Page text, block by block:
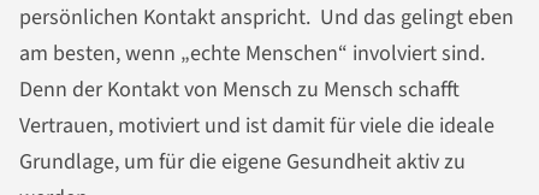
persönlichen Kontakt anspricht. Und das gelingt eben
am besten, wenn „echte Menschen“ involviert sind.
Denn der Kontakt von Mensch zu Mensch schafft
Vertrauen, motiviert und ist damit für viele die ideale
Grundlage, um für die eigene Gesundheit aktiv zu